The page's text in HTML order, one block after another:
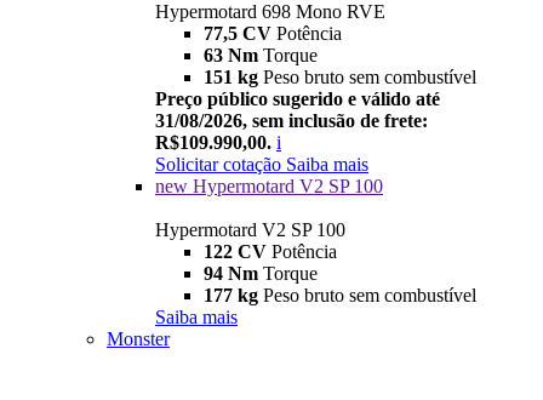
Hypermotard 698 Mono RVE
77,5 CV Potência
63 Nm Torque
151 kg Peso bruto sem combustível
Preço público sugerido e válido até
31/08/2026, sem inclusão de frete:
R$109.990,00. i
Solicitar cotação Saiba mais
new Hypermotard V2 SP 100
Hypermotard V2 SP 100
122 CV Potência
94 Nm Torque
177 kg Peso bruto sem combustível
Saiba mais
Monster